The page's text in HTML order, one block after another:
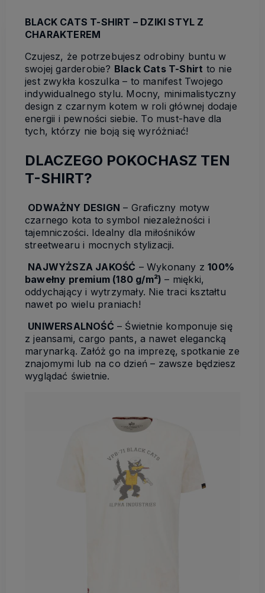
BLACK CATS T-SHIRT – DZIKI STYL Z
CHARAKTEREM
Czujesz, że potrzebujesz odrobiny buntu w
swojej garderobie? Black Cats T-Shirt to nie
jest zwykła koszulka – to manifest Twojego
indywidualnego stylu. Mocny, minimalistyczny
design z czarnym kotem w roli głównej dodaje
energii i pewności siebie. To must-have dla
tych, którzy nie boją się wyróżniać!
DLACZEGO POKOCHASZ TEN
T-SHIRT?
ODWAŻNY DESIGN – Graficzny motyw
czarnego kota to symbol niezależności i
tajemniczości. Idealny dla miłośników
streetwearu i mocnych stylizacji.
NAJWYŻSZA JAKOŚĆ – Wykonany z100%
bawełny premium (180 g/m²) – miękki,
oddychający i wytrzymały. Nie traci kształtu
nawet po wielu praniach!
UNIWERSALNOŚĆ – Świetnie komponuje się
z jeansami, cargo pants, a nawet elegancką
marynarką. Załóż go na imprezę, spotkanie ze
znajomymi lub na co dzień – zawsze będziesz
wyglądać świetnie.